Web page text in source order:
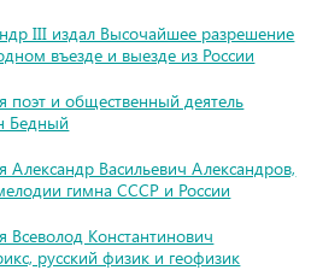
III издал Высочайшее разрешение
въезде и выезде из России
поэт и общественный деятель
Бедный
Александр Васильевич Александров,
гимна СССР и России
Всеволод Константинович
русский физик и геофизик